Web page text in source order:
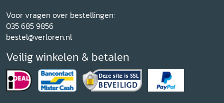
Voor vragen over bestellingen:
035 685 9856
bestel@verloren.nl
Veilig winkelen & betalen